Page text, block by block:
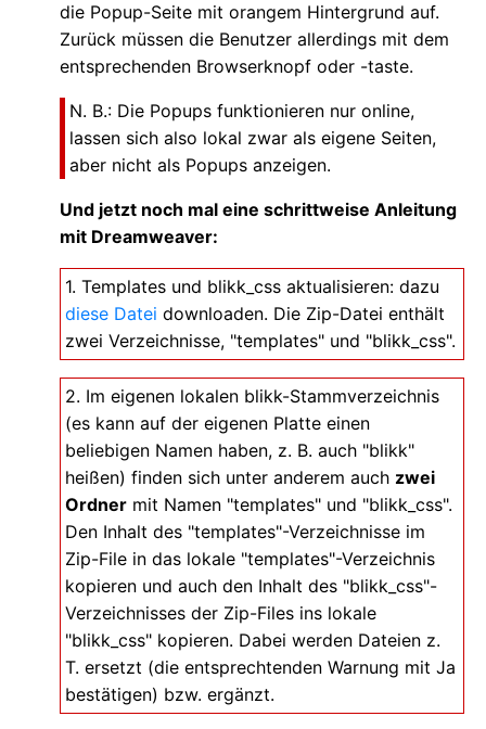
die Popup-Seite mit orangem Hintergrund auf.
Zurück müssen die Benutzer allerdings mit dem
entsprechenden Browserknopf oder -taste.
N. B.: Die Popups funktionieren nur online,
lassen sich also lokal zwar als eigene Seiten,
aber nicht als Popups anzeigen.
Und jetzt noch mal eine schrittweise Anleitung
mit Dreamweaver:
1. Templates und blikk_css aktualisieren: dazu
diese Datei downloaden. Die Zip-Datei enthält
zwei Verzeichnisse, "templates" und "blikk_css".
2. Im eigenen lokalen blikk-Stammverzeichnis
(es kann auf der eigenen Platte einen
beliebigen Namen haben, z. B. auch "blikk"
heißen) finden sich unter anderem auch zwei
Ordner mit Namen "templates" und "blikk_css".
Den Inhalt des "templates"-Verzeichnisse im
Zip-File in das lokale "templates"-Verzeichnis
kopieren und auch den Inhalt des "blikk_css"-
Verzeichnisses der Zip-Files ins lokale
"blikk_css" kopieren. Dabei werden Dateien z.
T. ersetzt (die entsprechtenden Warnung mit Ja
bestätigen) bzw. ergänzt.